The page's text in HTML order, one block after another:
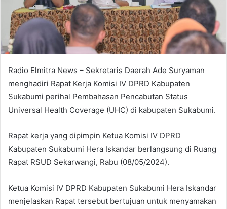
Radio Elmitra News – Sekretaris Daerah Ade Suryaman
menghadiri Rapat Kerja Komisi IV DPRD Kabupaten
Sukabumi perihal Pembahasan Pencabutan Status
Universal Health Coverage (UHC) di kabupaten Sukabumi.
Rapat kerja yang dipimpin Ketua Komisi IV DPRD
Kabupaten Sukabumi Hera Iskandar berlangsung di Ruang
Rapat RSUD Sekarwangi, Rabu (08/05/2024).
Ketua Komisi IV DPRD Kabupaten Sukabumi Hera Iskandar
menjelaskan Rapat tersebut bertujuan untuk menyamakan